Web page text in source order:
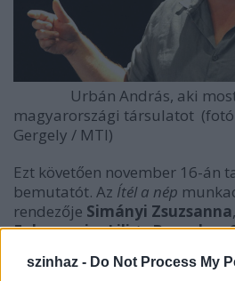
szinhaz - Do Not Process My
Urbán András, aki most
magyarországi társulatot
Gergely / MTI)
Ezt követően november 16-án
bemutatót. Az Ítél a nép
rendezője Simányi Zsuzsanna
Fabacsovics LiliésBoronkay
1945-ös történelmi
alternatív